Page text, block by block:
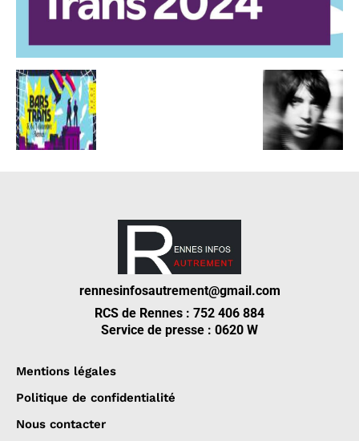
rennesinfosautrement@gmail.com
RCS de Rennes : 752 406 884
Service de presse : 0620 W
Mentions légales
Politique de confidentialité
Nous contacter